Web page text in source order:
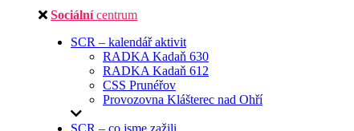
Sociální centrum
SCR – kalendář aktivit
RADKA Kadaň 630
RADKA Kadaň 612
CSS Prunéřov
Provozovna Klášterec nad Ohří
SCR – co jsme zažili